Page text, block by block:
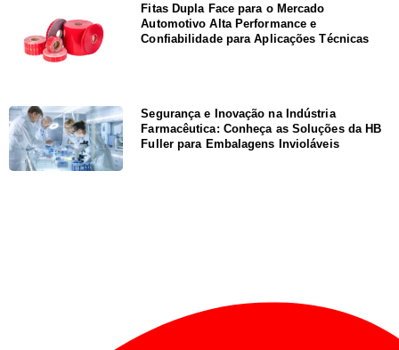
Fitas Dupla Face para o Mercado
Automotivo Alta Performance e
Confiabilidade para Aplicações Técnicas
Segurança e Inovação na Indústria
Farmacêutica: Conheça as Soluções da HB
Fuller para Embalagens Invioláveis